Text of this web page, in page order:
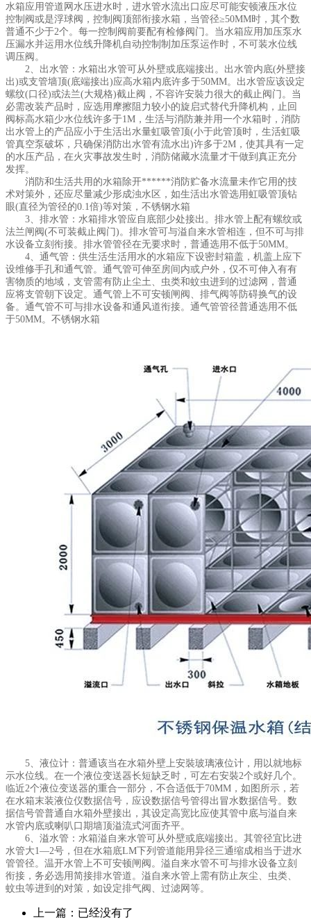
水箱应用管道网水压进水时，进水管水流出口应尽可能安顿液压水位
控制阀或是浮球阀，控制阀顶部衔接水箱，当管径≥50MM时，其个数
普通不少于2个。每一控制阀前要配有检修阀门。当水箱应用加压泵水
压漏水并运用水位线升降机自动控制制加压泵运作时，不可装水位线
调压阀。
2、出水管：水箱出水管可从外壁或底端接出。出水管内底(外壁接
出)或支管墙顶(底端接出)应高水箱内底许多于50MM。出水管应该设定
螺纹(口径)或法兰(大规格)截止阀，不容许安裝力很大的截止阀门。当
必需改装产品时，应选用摩擦阻力较小的旋启式替代升降机构，止回
阀标高水箱少水位线许多于1M，生活与消防兼并用一个水箱时，消防
出水管上的产品应小于生活出水量虹吸管顶(小于此管顶时，生活虹吸
管真空泵破坏，只确保消防出水管有流水出)许多于2M，使其具有一定
的水压产品，在火灾事故发生时，消防储藏水流量才干做到真正充分
发挥。
消防和生活共用的水箱除开******消防贮备水流量未作它用的技
术对策外，还应尽量减少形成浊水区，如生活出水管选用虹吸管顶钻
眼(直径为管径的0.1倍)等对策，不锈钢水箱
3、排水管：水箱排水管应自底部少处接出。排水管上配有螺纹或
法兰闸阀(不可装截止阀门)。排水管可与溢自来水管相连，但不可与排
水设备立刻衔接。排水管管径在无要求时，普通选用不低于50MM。
4、通气管：供生活生活用水的水箱应下设密封箱盖，机盖上应下
设维修手孔和通气管。通气管可伸至房间内或户外，仅不可伸入有有
害物质的地域，支管需有防止尘土、虫类和蚊虫进到的过滤网，普通
应将支管朝下设定。通气管上不可安顿闸阀、排气阀等防碍换气的设
备。通气管不可与排水设备和通风道衔接。通气管管径普通选用不低
于50MM。不锈钢水箱
5、液位计：普通该当在水箱外壁上安裝玻璃液位计，用以就地标
示水位线。在一个液位变送器长短缺乏时，可左右安裝2个或好几个。
临近2个液位变送器的重合一部分，不合适低于70MM，如图所示，若
在水箱末装液位仪数据信号，应设数据信号管得出冒水数据信号。数
据信号管普通自水箱外壁接出，其设定高宽比应使其管中底与溢自来
水管内底或喇叭口期墙顶溢流式河面齐平。
6、溢水管：水箱溢自来水管可从外壁或底端接出。其管径宜比进
水管大1—2号，但在水箱底LM下列管道能用异径三通缩成相当于进水
管管径。温开水管上不可安顿闸阀。溢自来水管不可与排水设备立刻
衔接，务必选用简接排水管道。溢自来水管上需有防止灰尘、虫类、
蚊虫等进到的对策，如设定排气阀、过滤网等。
上一篇：已经没有了